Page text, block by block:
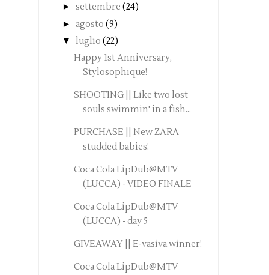
► settembre (24)
► agosto (9)
▼ luglio (22)
Happy 1st Anniversary,
Stylosophique!
SHOOTING || Like two lost
souls swimmin' in a fish...
PURCHASE || New ZARA
studded babies!
Coca Cola LipDub@MTV
(LUCCA) - VIDEO FINALE
Coca Cola LipDub@MTV
(LUCCA) - day 5
GIVEAWAY || E-vasiva winner!
Coca Cola LipDub@MTV